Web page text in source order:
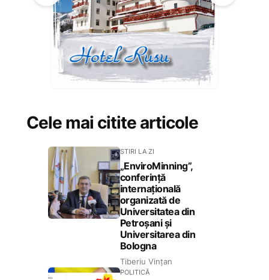
Cele mai citite articole
STIRI LA ZI
„EnviroMinning”,
conferință
internațională
organizată de
Universitatea din
Petroșani și
Universitarea din
Bologna
Tiberiu Vințan
POLITICĂ